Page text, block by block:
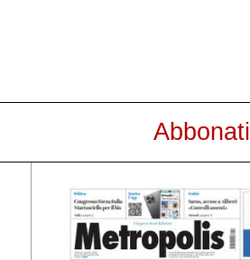
Abbonati